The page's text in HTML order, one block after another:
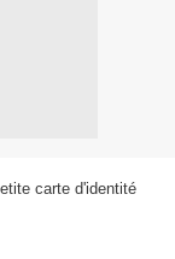
carte d'identité